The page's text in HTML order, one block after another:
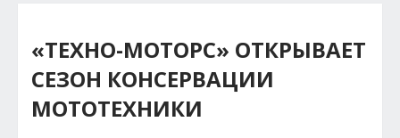
«ТЕХНО-МОТОРС» ОТКРЫВАЕТ
СЕЗОН КОНСЕРВАЦИИ
МОТОТЕХНИКИ